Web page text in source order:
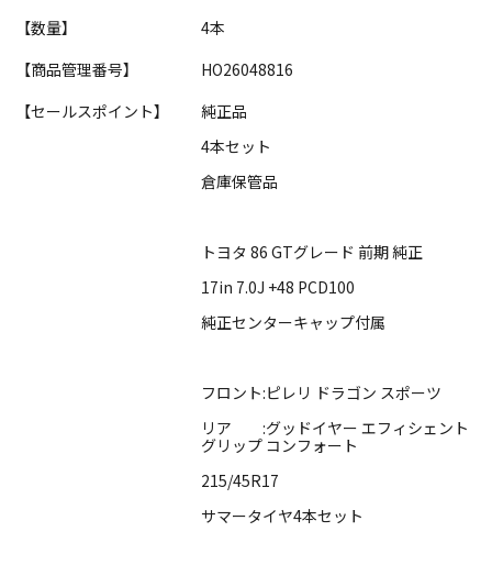
【数量】
4本
【商品管理番号】
HO26048816
【セールスポイント】
純正品
4本セット
倉庫保管品
トヨタ 86 GTグレード 前期 純正
17in 7.0J +48 PCD100
純正センターキャップ付属
フロント:ピレリ ドラゴン スポーツ
リア :グッドイヤー エフィシェント
グリップ コンフォート
215/45R17
サマータイヤ4本セット